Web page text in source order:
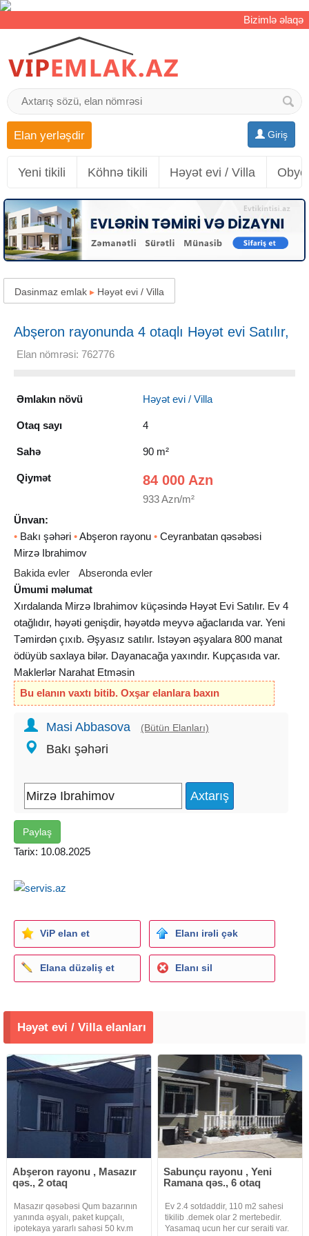
Bizimlə əlaqə
Giriş
Elan yerləşdir
Yeni tikili Köhnə tikili Həyət evi / Villa
Dasinmaz emlak ▸ Həyət evi / Villa
Abşeron rayonunda 4 otaqlı Həyət evi Satılır,
90 m²
Elan nömrəsi: 762776
Əmlakın növü Həyət evi / Villa
Otaq sayı 4
Sahə 90 m²
Qiymət 84 000 Azn
933 Azn/m²
Ünvan:
• Bakı şəhəri •Abşeron rayonu • Ceyranbatan qəsəbəsi
Mirzə Ibrahimov
Bakida evler
Abseronda evler
Ümumi məlumat
Xırdalanda Mirzə Ibrahimov küçəsində Həyət Evi Satılır. Ev 4
otağlıdır, həyəti genişdir, həyətdə meyvə ağaclarıda var. Yeni
Təmirdən çıxıb. Əşyasız satılır. Istəyən əşyalara 800 manat
ödüyüb saxlaya bilər. Dayanacağa yaxındır. Kupçasıda var.
Maklerlər Narahat Etməsin
Bu elanın vaxtı bitib. Oxşar elanlara baxın
Masi Abbasova (Bütün Elanları)
Bakı şəhəri
Paylaş
Tarix: 10.08.2025
ViP elan et Elanı irəli çək
Elana düzəliş et Elanı sil
Həyət evi / Villa elanları
Abşeron rayonu , Masazır
qəs., 2 otaq
Masazır qəsəbəsi Qum bazarının
yanında əşyalı, paket kupçalı,
ipotekaya yararlı sahəsi 50 kv.m
Sabunçu rayonu , Yeni
Ramana qəs., 6 otaq
Ev 2.4 sotdaddir, 110 m2 sahesi
tikilib .demek olar 2 mertebedir.
Yasamaq ucun her cur seraiti var.